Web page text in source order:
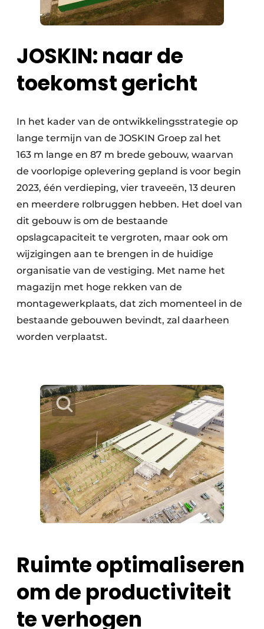
JOSKIN: naar de
toekomst gericht
In het kader van de ontwikkelingsstrategie op
lange termijn van de JOSKIN Groep zal het
163 m lange en 87 m brede gebouw, waarvan
de voorlopige oplevering gepland is voor begin
2023, één verdieping, vier traveeën, 13 deuren
en meerdere rolbruggen hebben. Het doel van
dit gebouw is om de bestaande
opslagcapaciteit te vergroten, maar ook om
wijzigingen aan te brengen in de huidige
organisatie van de vestiging. Met name het
magazijn met hoge rekken van de
montagewerkplaats, dat zich momenteel in de
bestaande gebouwen bevindt, zal daarheen
worden verplaatst.
Ruimte optimaliseren
om de productiviteit
te verhogen